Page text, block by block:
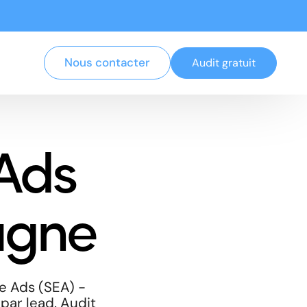
Nous contacter Audit gratuit
Ads (SEA) -
lead. Audit